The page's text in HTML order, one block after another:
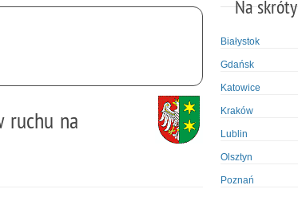
ruchu na
Na skróty
Białystok
Gdańsk
Katowice
Kraków
Lublin
Olsztyn
Poznań